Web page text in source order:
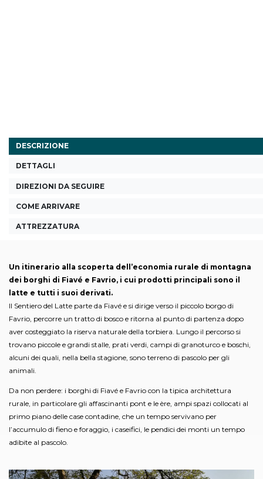
DESCRIZIONE
DETTAGLI
DIREZIONI DA SEGUIRE
COME ARRIVARE
ATTREZZATURA
Un itinerario alla scoperta dell’economia rurale di montagna
dei borghi di Fiavé e Favrio, i cui prodotti principali sono il
latte e tutti i suoi derivati.
Il Sentiero del Latte parte da Fiavé e si dirige verso il piccolo borgo di
Favrio, percorre un tratto di bosco e ritorna al punto di partenza dopo
aver costeggiato la riserva naturale della torbiera. Lungo il percorso si
trovano piccole e grandi stalle, prati verdi, campi di granoturco e boschi,
alcuni dei quali, nella bella stagione, sono terreno di pascolo per gli
animali.
Da non perdere: i borghi di Fiavé e Favrio con la tipica architettura
rurale, in particolare gli affascinanti pont e le ère, ampi spazi collocati al
primo piano delle case contadine, che un tempo servivano per
l’accumulo di fieno e foraggio, i caseifici, le pendici dei monti un tempo
adibite al pascolo.